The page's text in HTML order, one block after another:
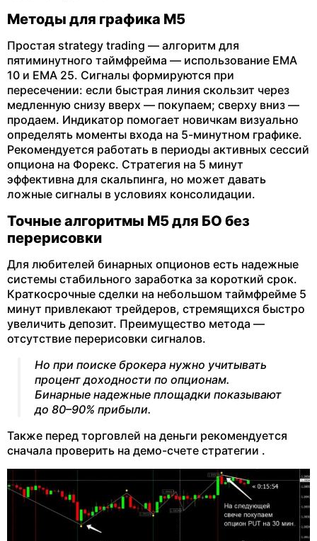
Методы для графика М5
Простая strategy trading — алгоритм для
пятиминутного таймфрейма — использование EMA
10 и EMA 25. Сигналы формируются при
пересечении: если быстрая линия скользит через
медленную снизу вверх — покупаем; сверху вниз —
продаем. Индикатор помогает новичкам визуально
определять моменты входа на 5-минутном графике.
Рекомендуется работать в периоды активных сессий
опциона на Форекс. Стратегия на 5 минут
эффективна для скальпинга, но может давать
ложные сигналы в условиях консолидации.
Точные алгоритмы М5 для БО без
перерисовки
Для любителей бинарных опционов есть надежные
системы стабильного заработка за короткий срок.
Краткосрочные сделки на небольшом таймфрейме 5
минут привлекают трейдеров, стремящихся быстро
увеличить депозит. Преимущество метода —
отсутствие перерисовки сигналов.
Но при поиске брокера нужно учитывать
процент доходности по опционам.
Бинарные надежные площадки показывают
до 80–90% прибыли.
Также перед торговлей на деньги рекомендуется
сначала проверить на демо-счете стратегии .